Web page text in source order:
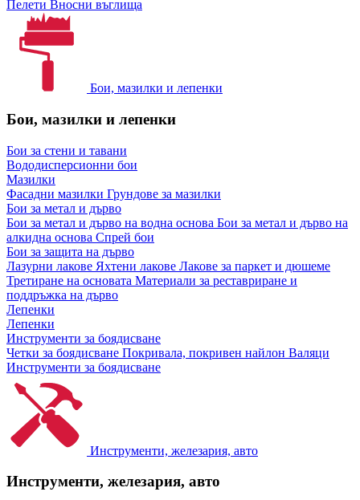
Пелети Вносни въглища
Бои, мазилки и лепенки
Бои, мазилки и лепенки
Бои за стени и тавани
Вододисперсионни бои
Мазилки
Фасадни мазилки Грундове за мазилки
Бои за метал и дърво
Бои за метал и дърво на водна основа Бои за метал и дърво на
алкидна основа Спрей бои
Бои за защита на дърво
Лазурни лакове Яхтени лакове Лакове за паркет и дюшеме
Третиране на основата Материали за реставриране и
поддръжка на дърво
Лепенки
Лепенки
Инструменти за боядисване
Четки за боядисване Покривала, покривен найлон Валяци
Инструменти за боядисване
Инструменти, железария, авто
Инструменти, железария, авто